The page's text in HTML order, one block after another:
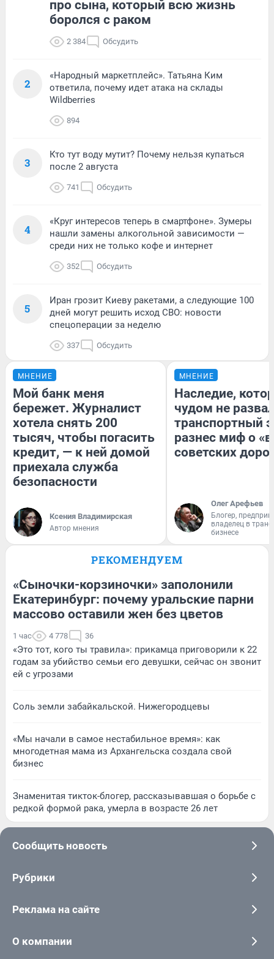
про сына, который всю жизнь
боролся с раком
2 384 Обсудить
2
«Народный маркетплейс». Татьяна Ким
ответила, почему идет атака на склады
Wildberries
894
3
Кто тут воду мутит? Почему нельзя купаться
после 2 августа
741 Обсудить
4
«Круг интересов теперь в смартфоне». Зумеры
нашли замены алкогольной зависимости —
среди них не только кофе и интернет
352 Обсудить
5
Иран грозит Киеву ракетами, а следующие 100
дней могут решить исход СВО: новости
спецоперации за неделю
337 Обсудить
МНЕНИЕ
Мой банк меня
бережет. Журналист
хотела снять 200
тысяч, чтобы погасить
кредит, — к ней домой
приехала служба
безопасности
Ксения Владимирская
Автор мнения
МНЕНИЕ
Наследие,
чудом не
транспортный
разнес миф о
советских
Олег Арефьев
Блогер,
владелец в
бизнесе
РЕКОМЕНДУЕМ
«Сыночки-корзиночки» заполонили
Екатеринбург: почему уральские парни
массово оставили жен без цветов
1 час 4 778 36
«Это тот, кого ты травила»: прикамца приговорили к 22
годам за убийство семьи его девушки, сейчас он звонит
ей с угрозами
Соль земли забайкальской. Нижегородцевы
«Мы начали в самое нестабильное время»: как
многодетная мама из Архангельска создала свой
бизнес
Знаменитая тикток-блогер, рассказывавшая о борьбе с
редкой формой рака, умерла в возрасте 26 лет
Сообщить новость
Рубрики
Реклама на сайте
О компании